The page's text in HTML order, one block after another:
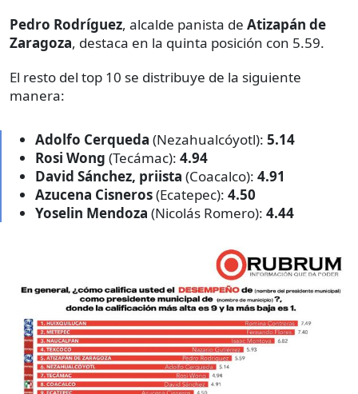
Pedro Rodríguez, alcalde panista de Atizapán de
Zaragoza, destaca en la quinta posición con 5.59.
El resto del top 10 se distribuye de la siguiente
manera:
Adolfo Cerqueda (Nezahualcóyotl): 5.14
Rosi Wong (Tecámac): 4.94
David Sánchez, priista (Coacalco): 4.91
Azucena Cisneros(Ecatepec): 4.50
Yoselin Mendoza (Nicolás Romero): 4.44